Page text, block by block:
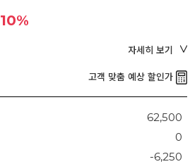
10%
자세히 보기
고객 맞춤 예상 할인가
62,500
0
-6,250